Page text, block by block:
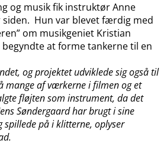
og musik fik instruktør Anne
siden. Hun var blevet færdig med
om musikgeniet Kristian
at forme tankerne til en
og projektet udviklede sig også til
mange af værkerne i filmen og et
fløjten som instrument, da det
Søndergaard har brugt i sine
spillede på i klitterne, oplyser